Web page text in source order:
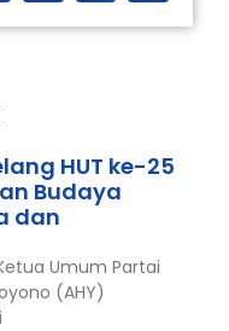
HUT ke-25
Budaya
dan
Umum Partai
(AHY)